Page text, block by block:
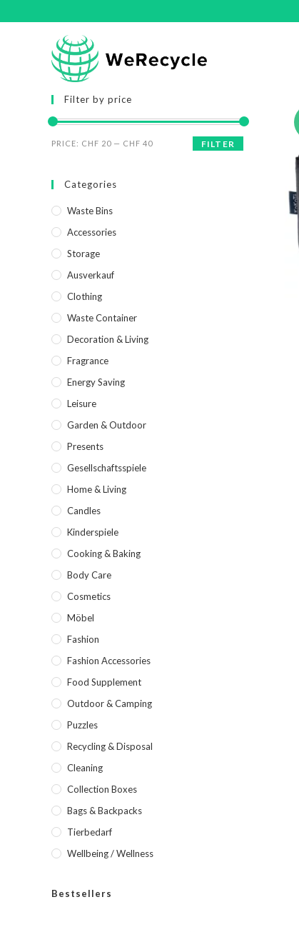
Filter by price
FILTER
PRICE: CHF 20 — CHF 40
Categories
Waste Bins
Accessories
Storage
Ausverkauf
Clothing
Waste Container
Decoration & Living
Fragrance
Energy Saving
Leisure
Garden & Outdoor
Presents
Gesellschaftsspiele
Home & Living
Candles
Kinderspiele
Cooking & Baking
Body Care
Cosmetics
Möbel
Fashion
Fashion Accessories
Food Supplement
Outdoor & Camping
Puzzles
Recycling & Disposal
Cleaning
Collection Boxes
Bags & Backpacks
Tierbedarf
Wellbeing / Wellness
Bestsellers